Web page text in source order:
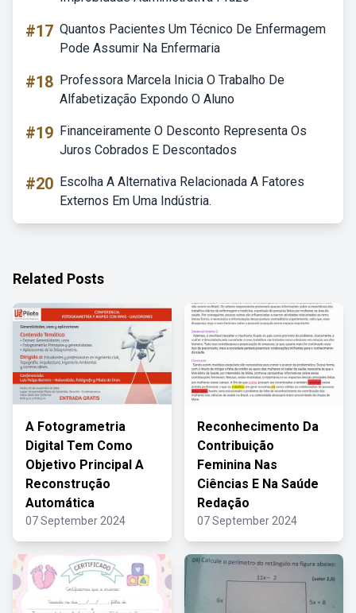
#17 Quantos Pacientes Um Técnico De Enfermagem
Pode Assumir Na Enfermaria
#18 Professora Marcela Inicia O Trabalho De
Alfabetização Expondo O Aluno
#19 Financeiramente O Desconto Representa Os
Juros Cobrados E Descontados
#20 Escolha A Alternativa Relacionada A Fatores
Externos Em Uma Indústria.
Related Posts
A Fotogrametria
Digital Tem Como
Objetivo Principal A
Reconstrução
Automática
07 September 2024
Reconhecimento Da
Contribuição
Feminina Nas
Ciências E Na Saúde
Redação
07 September 2024